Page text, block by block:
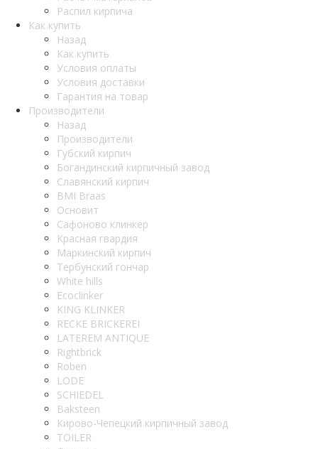
Распил кирпича
Как купить
Назад
Как купить
Условия оплаты
Условия доставки
Гарантия на товар
Производители
Назад
Производители
Губский кирпич
Богандинский кирпичный завод
Славянский кирпич
BMI Braas
Основит
Сафоново клинкер
Красная гвардия
Маркинский кирпич
Тербунский гончар
White hills
Ecoclinker
KING KLINKER
RECKE BRICKEREI
LATEREM ANTIQUE
Rightbrick
Roben
LODE
SCHIEDEL
Baksteen
Кирово-Чепецкий кирпичный завод
TOILER